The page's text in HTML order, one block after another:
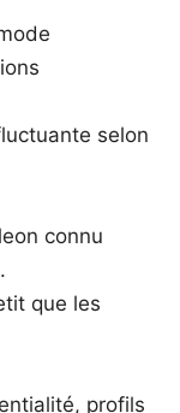
selon
connu
que les
profils